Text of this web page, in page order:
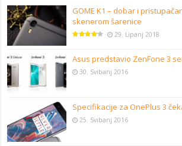
GOME K1 – dobar i
skenerom šarenice
29. Lipanj 2018
Asus predstavio ZenFone 3
30. Svibanj 2016
Specifikacije za OnePlus 3
25. Svibanj 2016